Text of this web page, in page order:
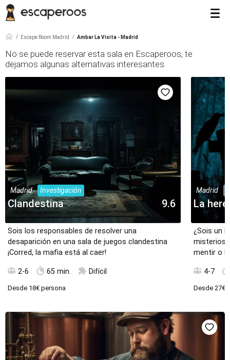
Escape Room Madrid Ambar La Visita - Madrid
No se puede reservar esta sala en Escaperoos, te
dejamos algunas alternativas interesantes.
Madrid Investigación
Clandestina 9.6
Sois los responsables de resolver una
desaparición en una sala de juegos clandestina
¡Corred, la mafia está al caer!
2-6 65 min. Difícil
Desde 18€ persona
Madrid
La
¿Sois un
mentir o
4-7
Desde 27€